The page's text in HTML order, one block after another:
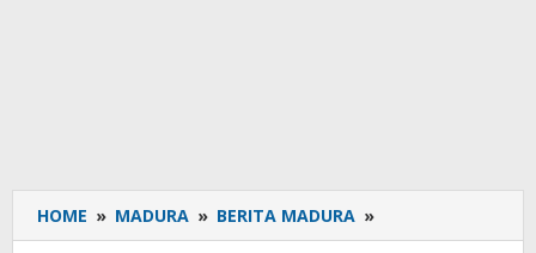
HOME » MADURA » BERITA MADURA »
Pamekasan